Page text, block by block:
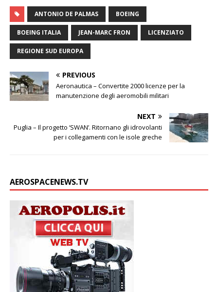
k
e
d
I
n
a
t
s
A
p
p
i
t
t
e
r
c
e
o
o
k
p
y
L
i
n
k
a
i
l
n
t
s
s
a
g
n
d
v
ANTONIO DE PALMAS BOEING
BOEING ITALIA JEAN-MARC FRON LICENZIATO
REGIONE SUD EUROPA
PREVIOUS
Aeronautica – Convertite 2000 licenze per la
manutenzione degli aeromobili militari
NEXT
Puglia – Il progetto ‘SWAN’. Ritornano gli idrovolanti
per i collegamenti con le isole greche
AEROSPACENEWS.TV